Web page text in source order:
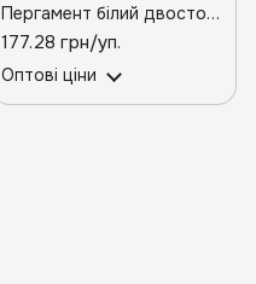
Пергамент білий двосторонній силікон б/г 280/50м
177.28 грн/уп.
Оптові ціни